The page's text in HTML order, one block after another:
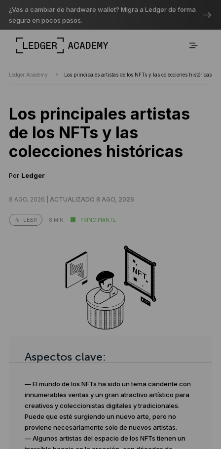
¿Vas a cambiar de hardware wallet? Migra a Ledger de forma
segura en pocos pasos.
Ledger Academy Los principales artistas de los NFTs y las colecciones históricas
Los principales artistas
de los NFTs y las
colecciones históricas
Por Ledger
8 AGO, 2026 | ACTUALIZADO 8 AGO, 2026
LEER 8 MIN PRINCIPIANTE
Aspectos clave:
— El mundo de los NFTs ha sido un tema candente con
innumerables ventas y un gran atractivo artístico para
creativos y coleccionistas digitales y tradicionales.
Puede que esté surgiendo un nuevo arte, pero no
proviene necesariamente solo de nuevos artistas.
— Algunos artistas del espacio de los NFTs tienen un